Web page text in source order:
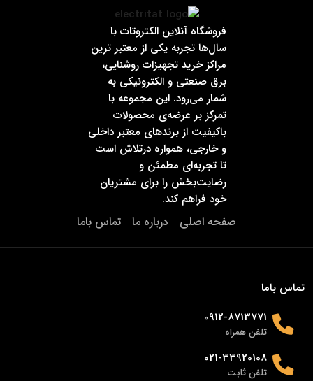
فروشگاه آنلاین الکتروتات با
سال‌ها تجربه یکی از معتبر ترین
مراکز خرید تجهیزات روشنایی،
برق صنعتی و الکترونیکی به
شمار می‌رود. این مجموعه با
تمرکز بر عرضه‌ی محصولات
باکیفیت از برندهای معتبر داخلی
و خارجی، همواره درتلاش است
تا تجربه‌ای مطمئن و
رضایت‌بخش را برای مشتریان
خود فراهم کند.
صفحه اصلی درباره ما تماس باما
تماس باما
0912-8713771
تلفن همراه
021-33920108
تلفن ثابت